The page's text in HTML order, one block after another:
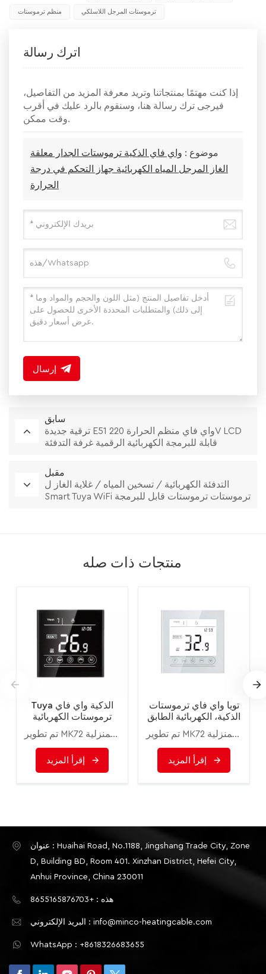
منظم ترموستات ترموستات المرجل اللاسلكي
اترك رسالة
إذا كنت مهتمًا بمنتجاتنا وتريد معرفة المزيد من التفاصيل،
فيرجى ترك رسالة هنا، وسنقوم بالرد عليك في أقرب
وقت ممكن.
موضوع : واي فاي الذكية ترموستات الجدار معلقة
الغاز المرجل المياه الكهربائية جهاز التحكم في درجة
الحرارة
إرسال
سابق
ترقية جديدة E51 واي فاي منظم الحرارة 220V LCD
قابلة للبرمجة الكهربائية الرقمية غرفة التدفئة
مقبل
التدفئة الكهربائية / تسخين المياه / غلاية الغاز ل
Smart Tuya WiFi ترموستات ترموستات قابل للبرمجة
منتجات ذات صله
Tuya الذكية واي فاي
ترموستات الكهربائية
المياه / الغاز المرجل
التدفئة الأرضية تحكم عن
بعد
تم تطوير MK72 للتحكم في الأرضية الكهربائية أو تسخين المياه أو نظام غلايات الماء/الغاز. وهي مصممة للاستخدام في العقارات التجارية والصناعية والمدنية والمنزلية.
إقرأ المزيد
تويا واي فاي ترموستات
الذكية، الكهربائية الطابق
التدفئة المياه / الغاز
المرجل تحكم عن بعد
تم تطوير MK72 للتحكم في الأرضية الكهربائية أو تسخين المياه أو نظام غلايات الماء/الغاز. وهي مصممة للاستخدام في العقارات التجارية والصناعية والمدنية والمنزلية.
إقرأ المزيد
عنوان : Huaihai Road, No.1188, Jingshang Trade City, Zone
D, Building BD, Room 401. Xinzhan District, Hefei City,
Anhui Province, China 230011
هذه : +8655165876703
البريد الإلكتروني : info@minco-heatingcable.com
WhatsApp : +8618326683655